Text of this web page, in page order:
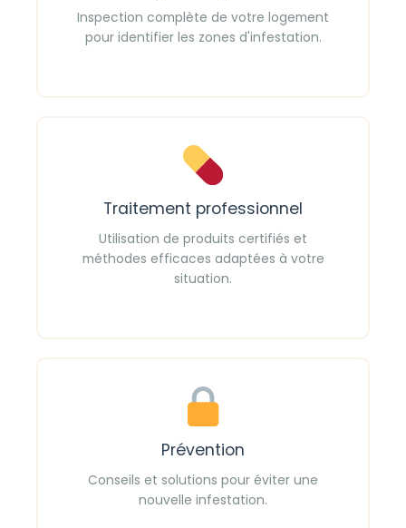
Inspection complète de votre logement
pour identifier les zones d'infestation.
Traitement professionnel
Utilisation de produits certifiés et
méthodes efficaces adaptées à votre
situation.
Prévention
Conseils et solutions pour éviter une
nouvelle infestation.